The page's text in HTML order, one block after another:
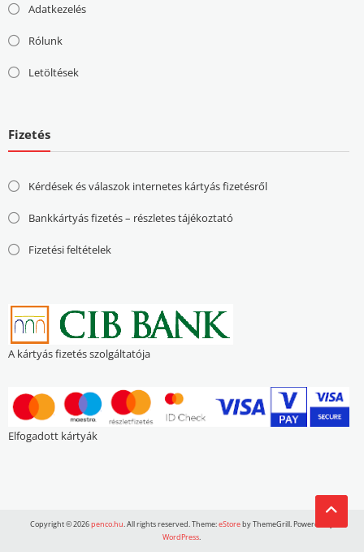
Adatkezelés
Rólunk
Letöltések
Fizetés
Kérdések és válaszok internetes kártyás fizetésről
Bankkártyás fizetés – részletes tájékoztató
Fizetési feltételek
A kártyás fizetés szolgáltatója
Elfogadott kártyák
Copyright © 2026penco.hu. All rights reserved. Theme:eStoreby ThemeGrill. Powered by
WordPress.